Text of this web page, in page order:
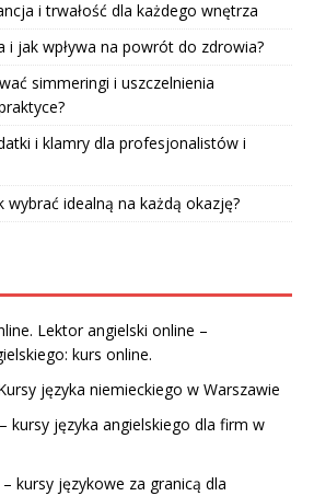
i trwałość dla każdego wnętrza
i jak wpływa na powrót do zdrowia?
simmeringi i uszczelnienia
i klamry dla profesjonalistów i
wybrać idealną na każdą okazję?
Lektor angielski online –
kurs online.
języka niemieckiego w Warszawie
kursy języka angielskiego dla firm w
kursy językowe za granicą dla